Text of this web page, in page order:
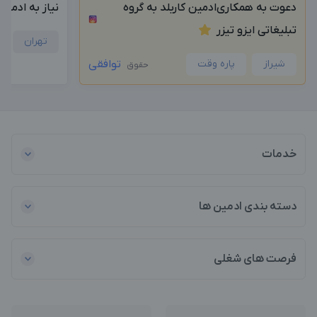
دعوت به همکاری‌ادمین کاربلد به گروه
تبلیغاتی ایزو تیزر
شیراز پاره وقت حقوق توافقی
نیاز به
تهران
خدمات
دسته بندی ادمین ها
فرصت های شغلی